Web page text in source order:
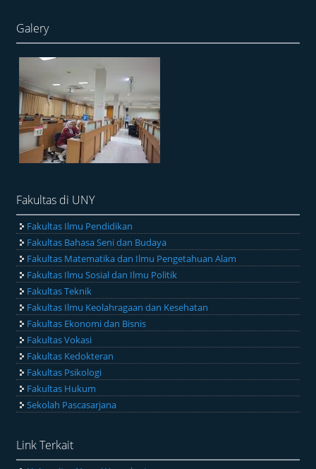
Galery
Fakultas di UNY
Fakultas Ilmu Pendidikan
Fakultas Bahasa Seni dan Budaya
Fakultas Matematika dan Ilmu Pengetahuan Alam
Fakultas Ilmu Sosial dan Ilmu Politik
Fakultas Teknik
Fakultas Ilmu Keolahragaan dan Kesehatan
Fakultas Ekonomi dan Bisnis
Fakultas Vokasi
Fakultas Kedokteran
Fakultas Psikologi
Fakultas Hukum
Sekolah Pascasarjana
Link Terkait